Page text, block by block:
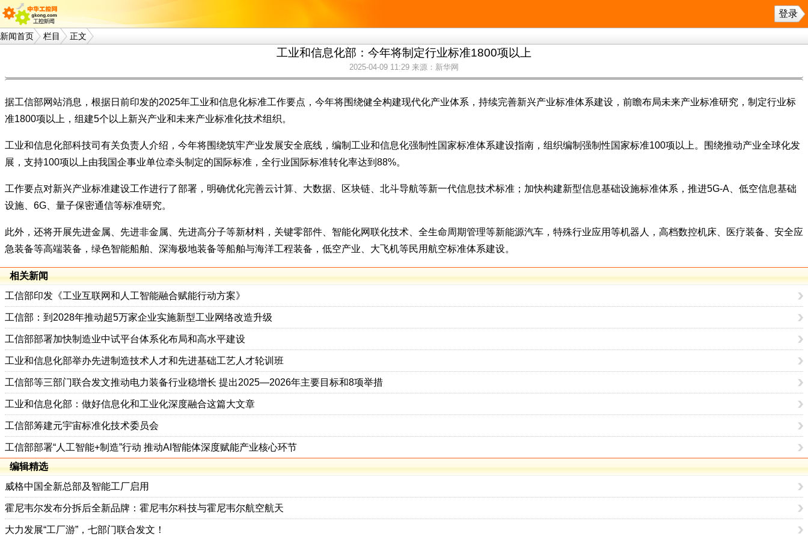
登录
新闻首页 栏目 正文
工业和信息化部：今年将制定行业标准1800项以上
2025-04-09 11:29 来源：新华网
据工信部网站消息，根据日前印发的2025年工业和信息化标准工作要点，今年将围绕健全构建现代化产业体系，持续完善新兴产业标准体系建设，前瞻布局未来产业标准研究，制定行业标
准1800项以上，组建5个以上新兴产业和未来产业标准化技术组织。
工业和信息化部科技司有关负责人介绍，今年将围绕筑牢产业发展安全底线，编制工业和信息化强制性国家标准体系建设指南，组织编制强制性国家标准100项以上。围绕推动产业全球化发
展，支持100项以上由我国企事业单位牵头制定的国际标准，全行业国际标准转化率达到88%。
工作要点对新兴产业标准建设工作进行了部署，明确优化完善云计算、大数据、区块链、北斗导航等新一代信息技术标准；加快构建新型信息基础设施标准体系，推进5G-A、低空信息基础
设施、6G、量子保密通信等标准研究。
此外，还将开展先进金属、先进非金属、先进高分子等新材料，关键零部件、智能化网联化技术、全生命周期管理等新能源汽车，特殊行业应用等机器人，高档数控机床、医疗装备、安全应
急装备等高端装备，绿色智能船舶、深海极地装备等船舶与海洋工程装备，低空产业、大飞机等民用航空标准体系建设。
相关新闻
工信部印发《工业互联网和人工智能融合赋能行动方案》
工信部：到2028年推动超5万家企业实施新型工业网络改造升级
工信部部署加快制造业中试平台体系化布局和高水平建设
工业和信息化部举办先进制造技术人才和先进基础工艺人才轮训班
工信部等三部门联合发文推动电力装备行业稳增长 提出2025—2026年主要目标和8项举措
工业和信息化部：做好信息化和工业化深度融合这篇大文章
工信部筹建元宇宙标准化技术委员会
工信部部署“人工智能+制造”行动 推动AI智能体深度赋能产业核心环节
编辑精选
威格中国全新总部及智能工厂启用
霍尼韦尔发布分拆后全新品牌：霍尼韦尔科技与霍尼韦尔航空航天
大力发展“工厂游”，七部门联合发文！